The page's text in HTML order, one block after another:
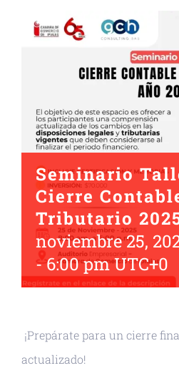
Seminario
Cierre
Tributario
noviembre 25,
-6:00 pmUTC+0
¡Prepárate para un cierre
actualizado!